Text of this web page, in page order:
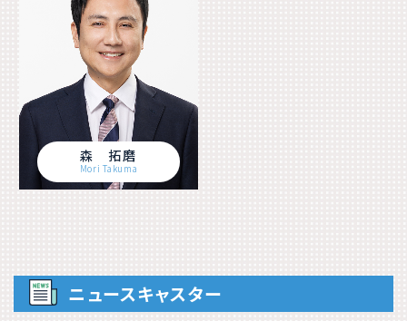
森 拓磨
Mori Takuma
ニュースキャスター